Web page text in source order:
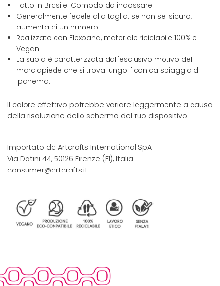
Fatto in Brasile. Comodo da indossare.
Generalmente fedele alla taglia: se non sei sicuro,
aumenta di un numero.
Realizzato con Flexpand, materiale riciclabile 100% e
Vegan.
La suola è caratterizzata dall'esclusivo motivo del
marciapiede che si trova lungo l'iconica spiaggia di
Ipanema.
Il colore effettivo potrebbe variare leggermente a causa
della risoluzione dello schermo del tuo dispositivo.
Importato da Artcrafts International SpA
Via Datini 44, 50126 Firenze (FI), Italia
consumer@artcrafts.it